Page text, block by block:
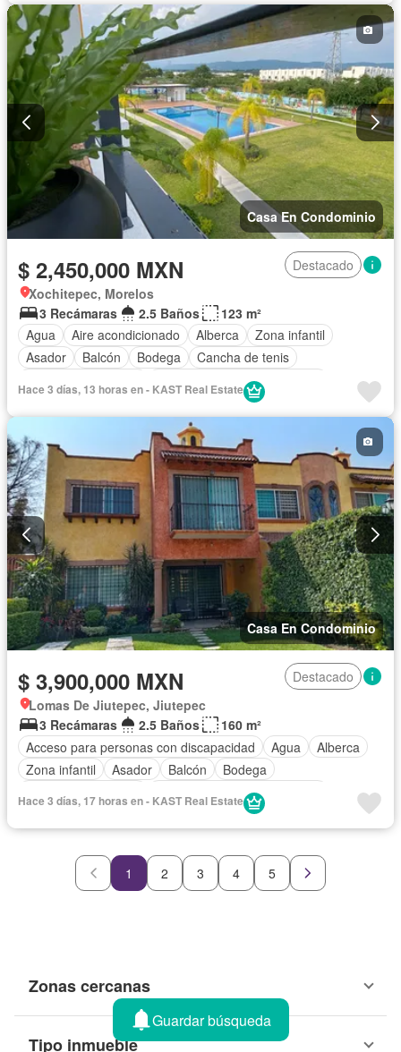
Casa En Condominio
$ 2,450,000 MXN
Destacado
Xochitepec, Morelos
3 Recámaras
2.5 Baños
123 m²
Agua
Aire acondicionado Alberca
Zona infantil
Asador
Balcón Bodega
Cancha de tenis
Circuito cerrado de televisión
Cuarto de servicio
Estacionamiento
Jardín
Recámara con closet
Sala polivalente
Seguridad
Televisión por cable
Terraza
Vista panorámica Wifi
Zonas verdes
Sin amueblar
Hace 3 días, 13 horas en - KAST Real Estate
Casa En Condominio
$ 3,900,000 MXN
Destacado
Lomas De Jiutepec, Jiutepec
3 Recámaras
2.5 Baños
160 m²
Acceso para personas con discapacidad
Agua
Alberca
Zona infantil
Asador Balcón
Bodega
Circuito cerrado de televisión
Cocina integral
Cuarto de Limpieza
Electricidad
Estacionamiento
Jacuzzi Jardín
Despacho
Recámara con closet
Seguridad
Televisión por cable
Hace 3 días, 17 horas en - KAST Real Estate
1 2 3 4 5
Zonas cercanas
Tipo inmueble
Guardar búsqueda